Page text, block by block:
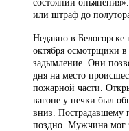
состоянии
или штраф до
Недавно в
октября осмотрщики
задымление. Они
дня на место
пожарной части.
вагоне у печки был
вниз. Пострадавшему
поздно. Мужчина мог